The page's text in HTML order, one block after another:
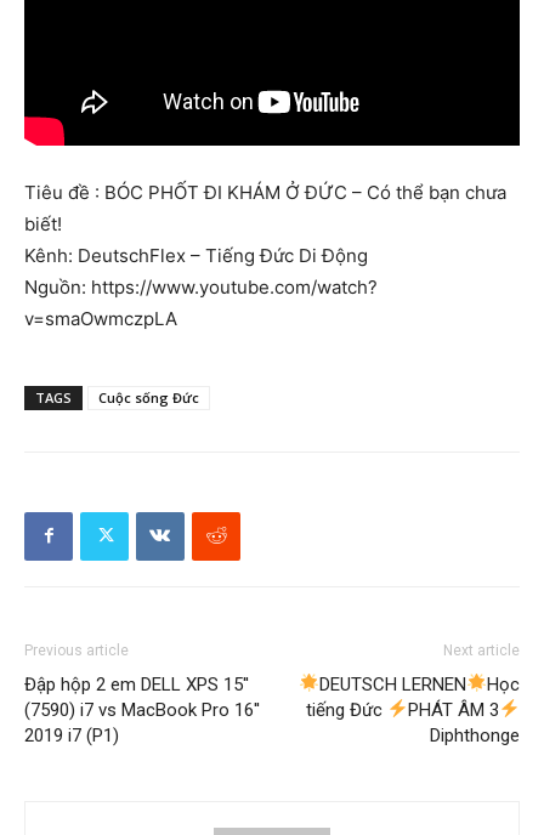
Tiêu đề : BÓC PHỐT ĐI KHÁM Ở ĐỨC – Có thể bạn chưa
biết!
Kênh: DeutschFlex – Tiếng Đức Di Động
Nguồn: https://www.youtube.com/watch?
v=smaOwmczpLA
TAGS Cuộc sống Đức
Previous article
Đập hộp 2 em DELL XPS 15''
(7590) i7 vs MacBook Pro 16''
2019 i7 (P1)
Next article
DEUTSCH LERNEN
Học
tiếng Đức
PHÁT ÂM 3
Diphthonge